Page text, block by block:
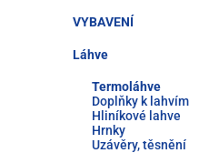
VYBAVENÍ
Láhve
Termoláhve
Doplňky k lahvím
Hliníkové lahve
Hrnky
Uzávěry, těsnění